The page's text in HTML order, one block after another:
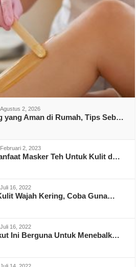
Agustus 2, 2026
yang Aman di Rumah, Tips Seb…
Februari 2, 2023
Masker Teh Untuk Kulit d…
Juli 16, 2022
Wajah Kering, Coba Guna…
Juli 16, 2022
Ini Berguna Untuk Menebalk…